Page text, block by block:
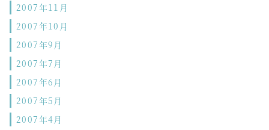
2007年11月
2007年10月
2007年9月
2007年7月
2007年6月
2007年5月
2007年4月